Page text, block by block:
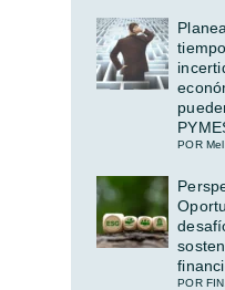
POR
POR